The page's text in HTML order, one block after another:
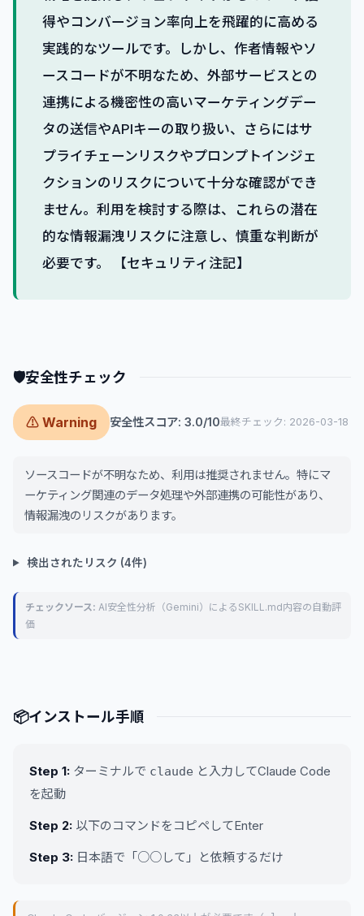
得やコンバージョン率向上を飛躍的に高める
実践的なツールです。しかし、作者情報やソ
ースコードが不明なため、外部サービスとの
連携による機密性の高いマーケティングデー
タの送信やAPIキーの取り扱い、さらにはサ
プライチェーンリスクやプロンプトインジェ
クションのリスクについて十分な確認ができ
ません。利用を検討する際は、これらの潜在
的な情報漏洩リスクに注意し、慎重な判断が
必要です。 【セキュリティ注記】
🛡安全性チェック
⚠ Warning 安全性スコア: 3.0/10最終チェック: 2026-03-18
ソースコードが不明なため、利用は推奨されません。特にマ
ーケティング関連のデータ処理や外部連携の可能性があり、
情報漏洩のリスクがあります。
検出されたリスク (4件)
チェックソース: AI安全性分析（Gemini）によるSKILL.md内容の自動評
価
📦インストール手順
Step 1: ターミナルで claude と入力してClaude Code
を起動
Step 2: 以下のコマンドをコピペしてEnter
Step 3: 日本語で「○○して」と依頼するだけ